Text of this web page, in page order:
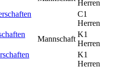
Herren
C1
Herren
Mannschaft
K1
Herren
K1
Herren